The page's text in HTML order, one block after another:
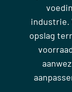
industrie.
opslag